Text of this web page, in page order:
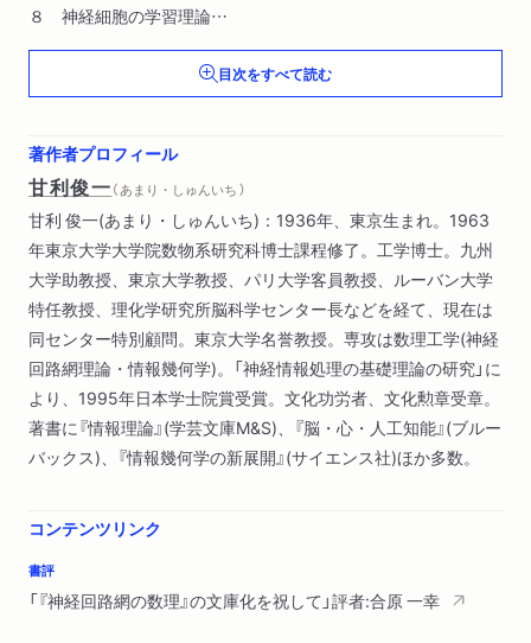
８ 神経細胞の学習理論
９ 自己組織神経回路網における情報処理
目次をすべて読む
著作者プロフィール
甘利俊一（ あまり・しゅんいち ）
甘利 俊一(あまり・しゅんいち)：1936年、東京生まれ。1963
年東京大学大学院数物系研究科博士課程修了。工学博士。九州
大学助教授、東京大学教授、パリ大学客員教授、ルーバン大学
特任教授、理化学研究所脳科学センター長などを経て、現在は
同センター特別顧問。東京大学名誉教授。専攻は数理工学(神経
回路網理論・情報幾何学)。「神経情報処理の基礎理論の研究」に
より、1995年日本学士院賞受賞。文化功労者、文化勲章受章。
著書に『情報理論』(学芸文庫M&S)、『脳・心・人工知能』(ブルー
バックス)、『情報幾何学の新展開』(サイエンス社)ほか多数。
コンテンツリンク
書評
「『神経回路網の数理』の文庫化を祝して」評者:合原 一幸